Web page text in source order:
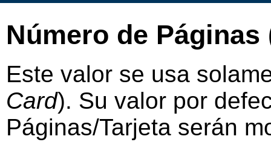
Número de
Este valor se usa
Card). Su valor por
Páginas/Tarjeta serán